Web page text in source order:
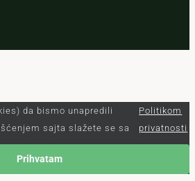
da bismo unapredili
sajta slažete se sa
Politikom
privatnosti
Prihvatam